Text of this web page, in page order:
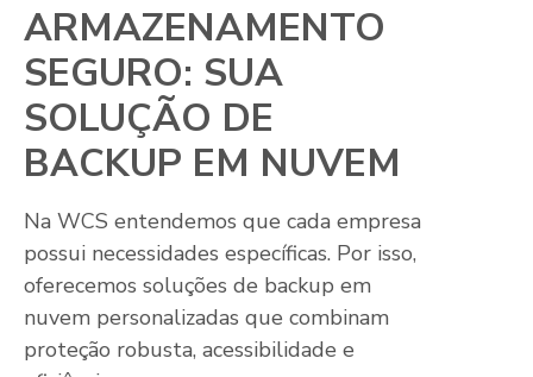
ARMAZENAMENTO
SEGURO: SUA
SOLUÇÃO DE
BACKUP EM NUVEM
Na WCS entendemos que cada empresa
possui necessidades específicas. Por isso,
oferecemos soluções de backup em
nuvem personalizadas que combinam
proteção robusta, acessibilidade e